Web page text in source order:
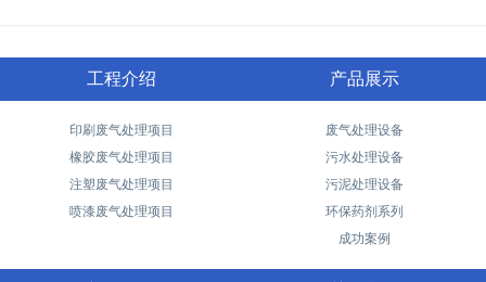
工程介绍
印刷废气处理项目
橡胶废气处理项目
注塑废气处理项目
喷漆废气处理项目
产品展示
废气处理设备
污水处理设备
污泥处理设备
环保药剂系列
成功案例